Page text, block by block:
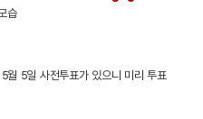
습
월 5일 사전투표가 있으니 미리 투표